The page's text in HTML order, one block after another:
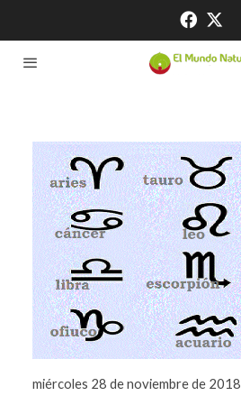
miércoles 28 de noviembre de 2018